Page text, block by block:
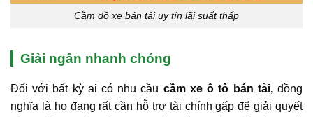
Cầm đồ xe bán tải uy tín lãi suất thấp
Giải ngân nhanh chóng
Đối với bất kỳ ai có nhu cầu cầm xe ô tô bán tải,đồng
nghĩa là họ đang rất cần hỗ trợ tài chính gấp để giải quyết